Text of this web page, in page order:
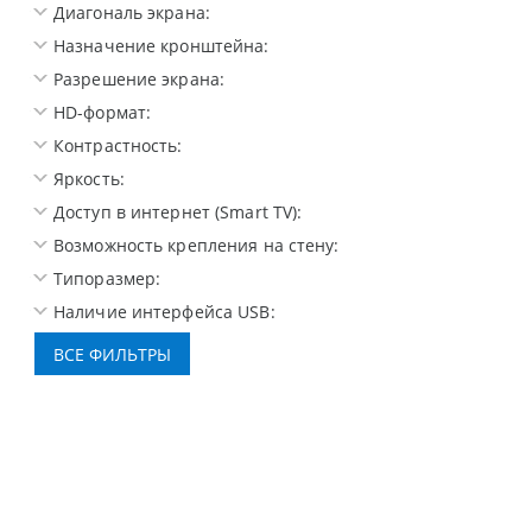
Диагональ экрана:
Назначение кронштейна:
Разрешение экрана:
HD-формат:
Контрастность:
Яркость:
Доступ в интернет (Smart TV):
Возможность крепления на стену:
Типоразмер:
Наличие интерфейса USB: